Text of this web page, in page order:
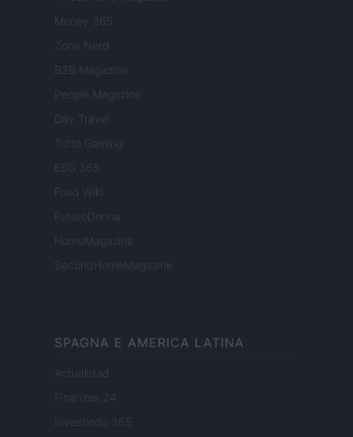
Money 365
Zona Nerd
B2B Magazine
People Magazine
Day Travel
Tutto Gaming
ESG 365
Food Wiki
FuturoDonna
HomeMagazine
SecondHomeMagazine
SPAGNA E AMERICA LATINA
Actualidad
Finanzas 24
Investindo 365